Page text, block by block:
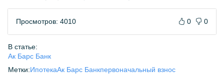
Просмотров: 4010 0 0
В статье:
Ак Барс Банк
Метки:ИпотекаАк Барс Банкпервоначальный взнос